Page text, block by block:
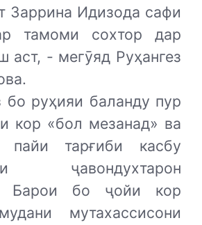
Заррина Идизода сафи
тамоми сохтор дар
аст, - мегӯяд Руҳангез
бо руҳияи баланду пур
кор «бол мезанад» ва
пайи тарғиби касбу
ҷавондухтарон
Барои бо ҷойи кор
мутахассисони